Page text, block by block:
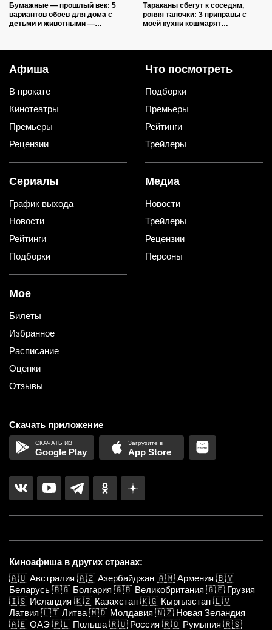
Бумажные — прошлый век: 5
вариантов обоев для дома с
детьми и животными —
Тараканы сбегут к соседям,
роняя тапочки: 3 приправы с
моей кухни кошмарят
Афиша
В прокате
Кинотеатры
Премьеры
Рецензии
Что посмотреть
Подборки
Премьеры
Рейтинги
Трейлеры
Сериалы
График выхода
Новости
Рейтинги
Подборки
Медиа
Новости
Трейлеры
Рецензии
Персоны
Мое
Билеты
Избранное
Расписание
Оценки
Отзывы
Скачать приложение
Google Play App Store
Киноафиша в других странах:
🇦🇺 Австралия 🇦🇿 Азербайджан 🇦🇲 Армения 🇧🇾
Беларусь 🇧🇬 Болгария 🇬🇧 Великобритания 🇬🇪 Грузия
🇮🇸 Исландия 🇰🇿 Казахстан 🇰🇬 Кыргызстан 🇱🇻
Латвия 🇱🇹 Литва 🇲🇩 Молдавия 🇳🇿 Новая Зеландия
🇦🇪 ОАЭ 🇵🇱 Польша 🇷🇺 Россия 🇷🇴 Румыния 🇷🇸